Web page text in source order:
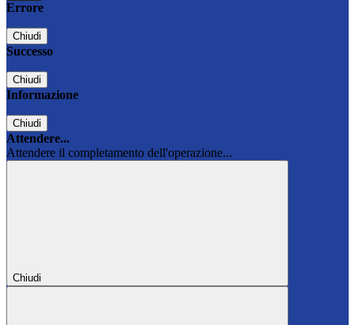
Errore
Chiudi
Successo
Chiudi
Informazione
Chiudi
Attendere...
Attendere il completamento dell'operazione...
Chiudi